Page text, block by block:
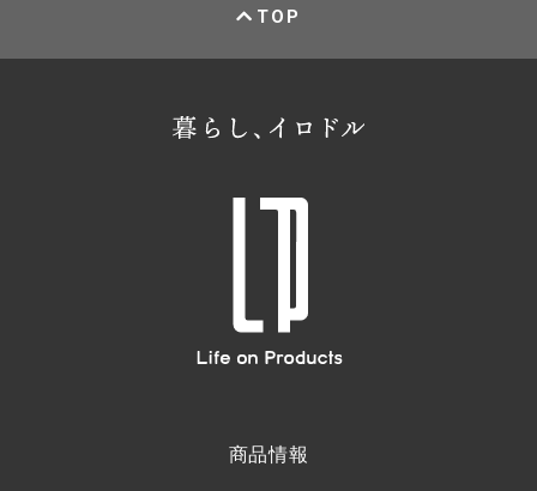
TOP
商品情報